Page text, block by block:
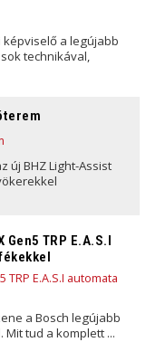
képviselő a legújabb
technikával,
új BHZ Light-Assist
TRP E.A.S.I
a Bosch legújabb
tud a komplett ...